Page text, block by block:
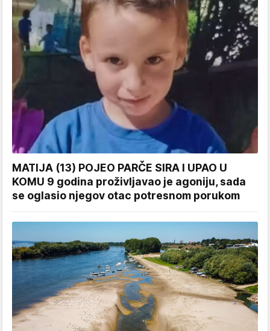
MATIJA (13) POJEO PARČE SIRA I UPAO U
KOMU 9 godina proživljavao je agoniju, sada
se oglasio njegov otac potresnom porukom